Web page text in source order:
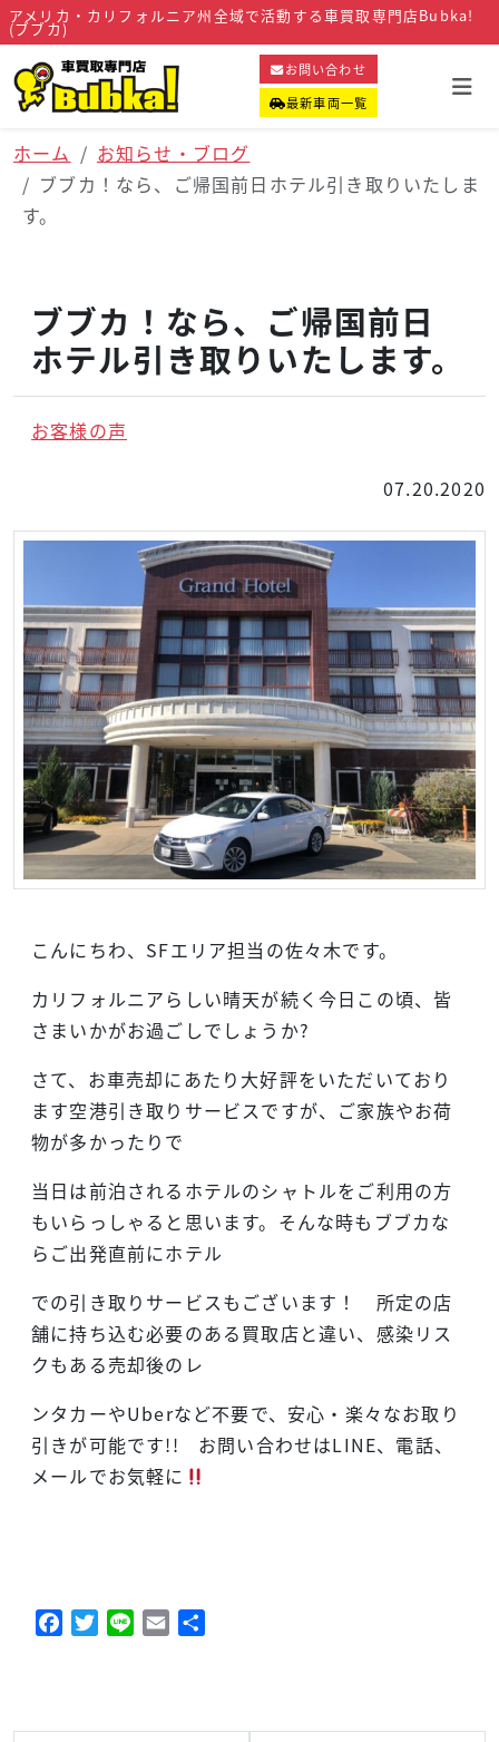
アメリカ・カリフォルニア州全域で活動する車買取専門店Bubka!
(ブブカ)
お問い合わせ
最新車両一覧
ホーム
お知らせ・ブログ
ブブカ！なら、ご帰国前日ホテル引き取りいたしま
す。
ブブカ！なら、ご帰国前日
ホテル引き取りいたします。
お客様の声
07.20.2020
こんにちわ、SFエリア担当の佐々木です。
カリフォルニアらしい晴天が続く今日この頃、皆
さまいかがお過ごしでしょうか?
さて、お車売却にあたり大好評をいただいており
ます空港引き取りサービスですが、ご家族やお荷
物が多かったりで
当日は前泊されるホテルのシャトルをご利用の方
もいらっしゃると思います。そんな時もブブカな
らご出発直前にホテル
での引き取りサービスもございます！ 所定の店
舗に持ち込む必要のある買取店と違い、感染リス
クもある売却後のレ
ンタカーやUberなど不要で、安心・楽々なお取り
引きが可能です!! お問い合わせはLINE、電話、
メールでお気軽に
Facebook
Twitter
Line Email